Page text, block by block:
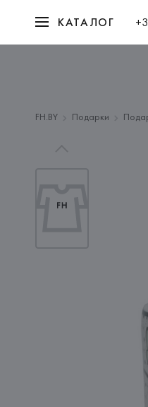
КАТАЛОГ
FH.BY Подарки